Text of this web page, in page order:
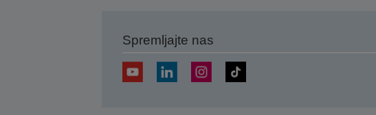
Spremljajte nas